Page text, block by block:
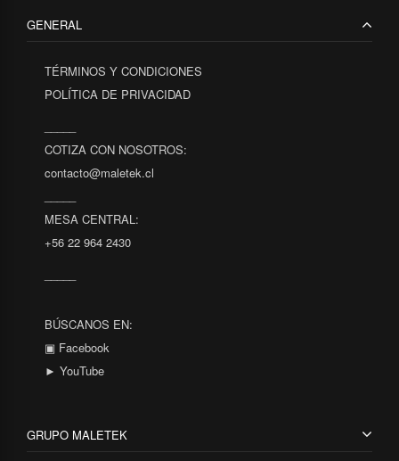
GENERAL
TÉRMINOS Y CONDICIONES
POLÍTICA DE PRIVACIDAD
COTIZA CON NOSOTROS:
contacto@maletek.cl
MESA CENTRAL:
+56 22 964 2430
BÚSCANOS EN:
▣ Facebook
► YouTube
GRUPO MALETEK